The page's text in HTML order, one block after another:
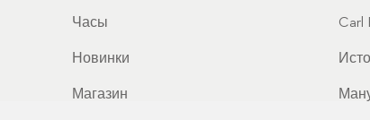
Часы
Новинки
Магазин
Carl